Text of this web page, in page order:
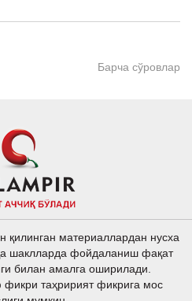
Барча сўровлар
қилинган материаллардан нусха
шаклларда фойдаланиш фақат
билан амалга оширилади.
таҳририят фикрига мос